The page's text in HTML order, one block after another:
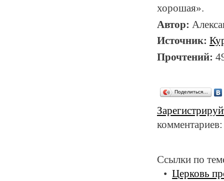
хорошая».
Автор:
Источник:
Прочтений:
Поделиться…
Ссылки по
Церковь